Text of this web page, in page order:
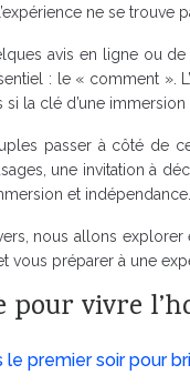
ne se
avis en ligne ou
: le « comment
la clé d’une
passer à côté de
une invitation à
et indépendance.
nous allons
vous préparer à une
vivre
premier soir pour